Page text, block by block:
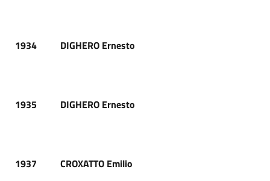
1934 DIGHERO Ernesto
1935 DIGHERO Ernesto
1937 CROXATTO Emilio